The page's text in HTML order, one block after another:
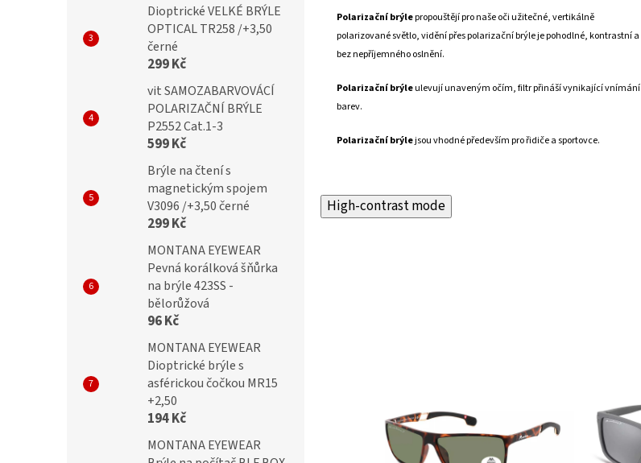
Dioptrické VELKÉ BRÝLE
OPTICAL TR258 /+3,50
černé
299 Kč
vit SAMOZABARVOVÁCÍ
POLARIZAČNÍ BRÝLE
P2552 Cat.1-3
599 Kč
Brýle na čtení s
magnetickým spojem
V3096 /+3,50 černé
299 Kč
MONTANA EYEWEAR
Pevná korálková šňůrka
na brýle 423SS -
bělorůžová
96 Kč
MONTANA EYEWEAR
Dioptrické brýle s
asférickou čočkou MR15
+2,50
194 Kč
MONTANA EYEWEAR
Polarizační brýlepropouštějí pro naše oči užitečné, vertikálně
polarizované světlo, vidění přes polarizační brýle je pohodlné, kontrastní a
bez nepříjemného oslnění.
Polarizační brýleulevují unaveným očím, filtr přináší vynikající vnímání
barev.
Polarizační brýlejsou vhodné především pro řidiče a sportovce.
High-contrast mode